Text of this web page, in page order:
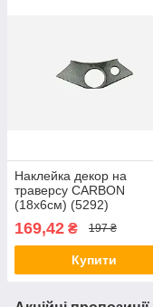
Наклейка декор на
траверсу CARBON
(18х6см) (5292)
169,42 ₴ 197 ₴
Купити